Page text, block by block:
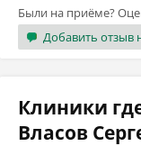
Были на приёме?
Добавить отзыв
Клиники
Власов